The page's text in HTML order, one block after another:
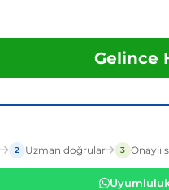
Gelince
2 Uzman doğrular 3 Onaylı